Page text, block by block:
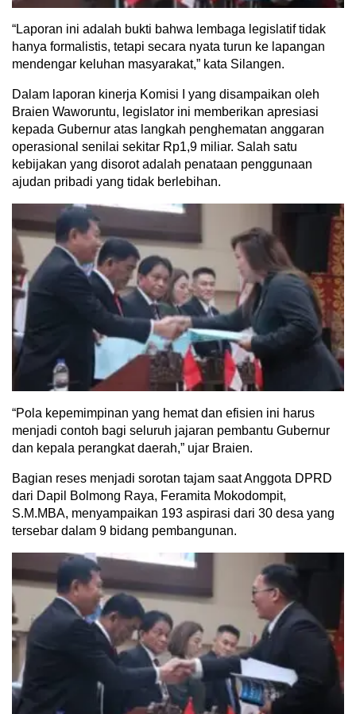
“Laporan ini adalah bukti bahwa lembaga legislatif tidak
hanya formalistis, tetapi secara nyata turun ke lapangan
mendengar keluhan masyarakat,” kata Silangen.
Dalam laporan kinerja Komisi I yang disampaikan oleh
Braien Waworuntu, legislator ini memberikan apresiasi
kepada Gubernur atas langkah penghematan anggaran
operasional senilai sekitar Rp1,9 miliar. Salah satu
kebijakan yang disorot adalah penataan penggunaan
ajudan pribadi yang tidak berlebihan.
“Pola kepemimpinan yang hemat dan efisien ini harus
menjadi contoh bagi seluruh jajaran pembantu Gubernur
dan kepala perangkat daerah,” ujar Braien.
Bagian reses menjadi sorotan tajam saat Anggota DPRD
dari Dapil Bolmong Raya, Feramita Mokodompit,
S.M.MBA, menyampaikan 193 aspirasi dari 30 desa yang
tersebar dalam 9 bidang pembangunan.